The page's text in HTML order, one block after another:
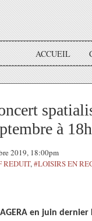
ACCUEIL
à
2019, 18:00pm
REDUIT,#LOISIRS EN
en juin dernier